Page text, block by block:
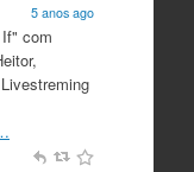
5 anos ago
com